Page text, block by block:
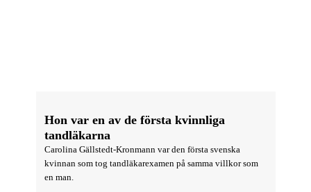
Hon var en av de första kvinnliga
tandläkarna
Carolina Gällstedt-Kronmann var den första svenska
kvinnan som tog tandläkarexamen på samma villkor som
en man.